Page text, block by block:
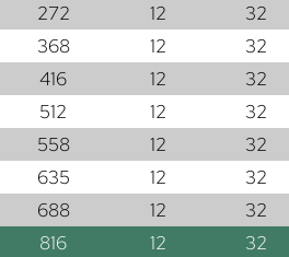
272
12 32
368 12 32
416
12 32
512
12 32
558
12 32
635
12 32
688
12 32
816
12 32